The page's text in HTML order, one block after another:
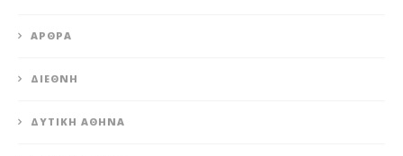
ΆΡΘΡΑ
ΔΙΕΘΝΉ
ΔΥΤΙΚΉ ΑΘΉΝΑ